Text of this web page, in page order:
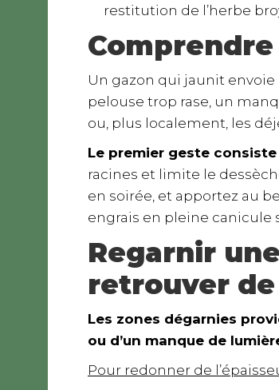
restitution de l’herbe
Un gazon qui jaunit
pelouse trop rase, un
ou, plus localement, les
Le premier geste
racines et limite le
en soirée, et apportez au
engrais en pleine canicule
Regarnir
retrouver
Les zones dégarnies
ou d’un manque de
Pour redonner de